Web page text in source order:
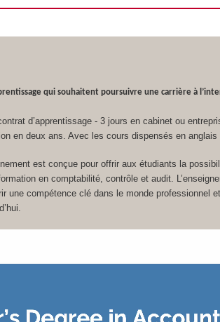
qui souhaitent poursuivre une carrière à
d’apprentissage - 3 jours en cabinet ou
en deux ans. Avec les cours dispensés en anglais
est conçue pour offrir aux étudiants la
en comptabilité, contrôle et audit.
une compétence clé dans le monde professionnel